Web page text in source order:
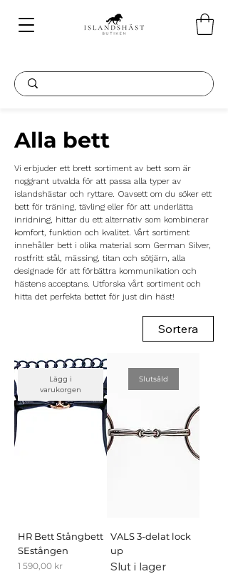
Alla bett
Vi erbjuder ett brett sortiment av bett som är
noggrant utvalda för att passa alla typer av
islandshästar och ryttare. Oavsett om du söker ett
bett för träning, tävling eller för att underlätta
inridning, hittar du ett alternativ som kombinerar
komfort, funktion och kvalitet. Vårt sortiment
innehåller bett i olika material som German Silver,
rostfritt stål, mässing, titan och sötjärn, alla
designade för att förbättra kommunikation och
hästens acceptans. Utforska vårt sortiment och
hitta det perfekta bettet för just din häst!
Sortera
Lägg i
varukorgen
HR Bett Stångbett
SEstången
Pris
1 590,00 kr
Slutsåld
VALS 3-delat lock
up
Slut i lager